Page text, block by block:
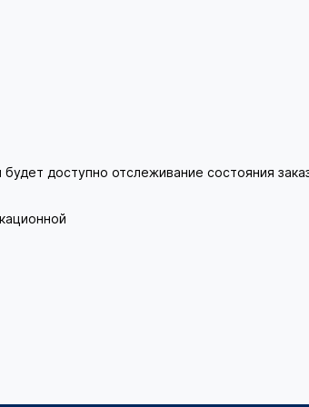
доступно отслеживание состояния